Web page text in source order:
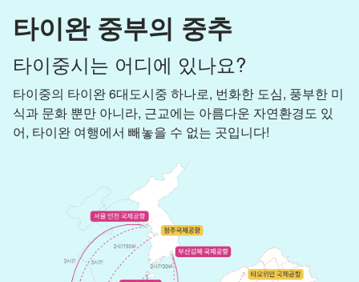
타이완 중부의 중추
타이중시는 어디에 있나요?
타이중의 타이완 6대도시중 하나로, 번화한 도심, 풍부한 미
식과 문화 뿐만 아니라, 근교에는 아름다운 자연환경도 있
어, 타이완 여행에서 빼놓을 수 없는 곳입니다!